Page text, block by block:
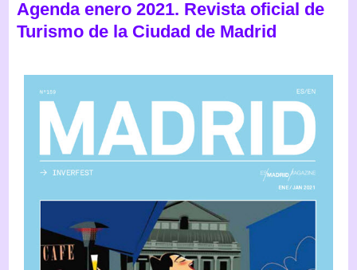
Agenda enero 2021. Revista oficial de
Turismo de la Ciudad de Madrid